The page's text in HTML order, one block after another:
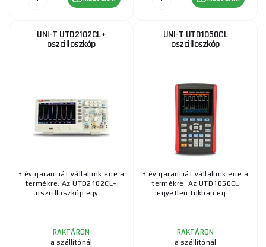
UNI-T UTD2102CL+
oszcilloszkóp
3 év garanciát vállalunk erre a
termékre. Az UTD2102CL+
oszcilloszkóp egy ...
RAKTÁRON
a szállítónál
UNI-T UTD1050CL
oszcilloszkóp
3 év garanciát vállalunk erre a
termékre. Az UTD1050CL
egyetlen tokban eg ...
RAKTÁRON
a szállítónál